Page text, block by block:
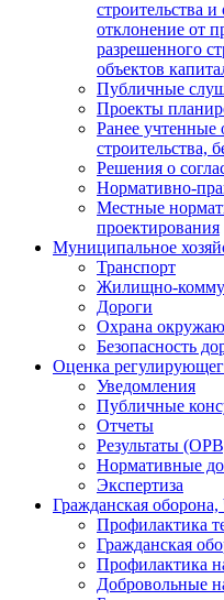
строительства
отклонение от
разрешенного
объектов
Публичные
Проекты
Ранее учтенные
строительства,
Решения о
Нормативно-
Местные
проектирования
Муниципальное
Транспорт
Жилищно-
Дороги
Охрана
Безопасность
Оценка
Уведомления
Публичные
Отчеты
Результаты
Нормативные
Экспертиза
Гражданская
Профилактика
Гражданская
Профилактика
Добровольные